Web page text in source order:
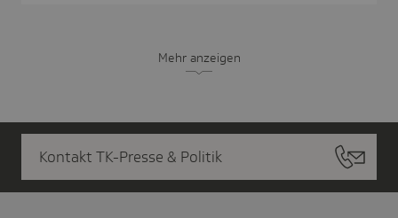
Mehr anzeigen
Kontakt TK-Presse & Politik